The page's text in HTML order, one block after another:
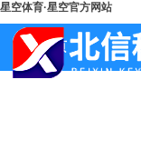
星空体育·星空官方网站
首页